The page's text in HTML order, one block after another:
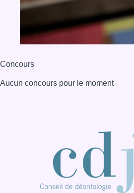
Consulter page Instagram